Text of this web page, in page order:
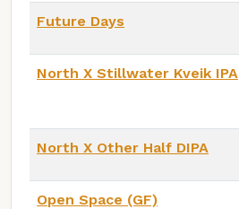
Future Days
North X Stillwater Kveik IPA
North X Other Half DIPA
Open Space (GF)